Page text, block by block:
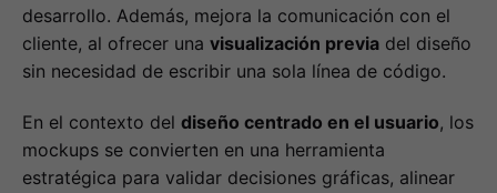
desarrollo. Además, mejora la comunicación con el
cliente, al ofrecer una visualización previa del diseño
sin necesidad de escribir una sola línea de código.
En el contexto del diseño centrado en el usuario, los
mockups se convierten en una herramienta
estratégica para validar decisiones gráficas, alinear